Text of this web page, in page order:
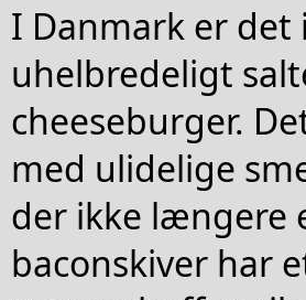
I Danmark er
uhelbredeligt
cheeseburger.
med ulidelige
der ikke længere
baconskiver har